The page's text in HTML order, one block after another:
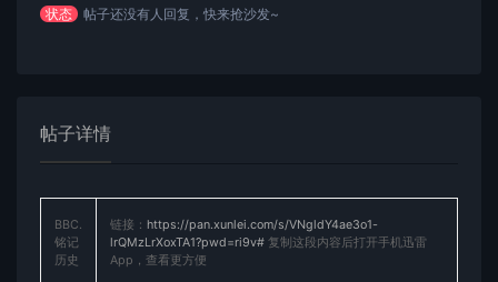
状态 帖子还没有人回复，快来抢沙发~
帖子详情
BBC.
铭记
历史
链接： https://pan.xunlei.com/s/VNgldY4ae3o1-
lrQMzLrXoxTA1?pwd=ri9v# 复制这段内容后打开手机迅雷
App，查看更方便